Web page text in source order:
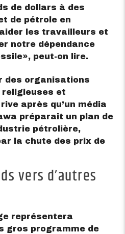
de dollars à des
de pétrole en
les travailleurs et
notre dépendance
, peut-on lire.
des organisations
religieuses et
après qu’un média
préparait un plan de
pétrolière,
la chute des prix de
vers d’autres
représentera
gros programme de